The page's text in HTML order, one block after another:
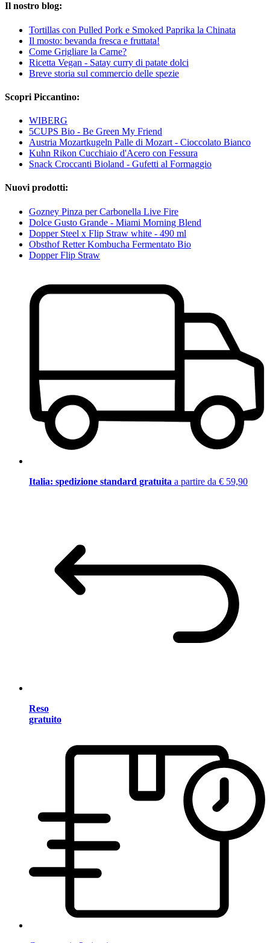
Il nostro blog:
Tortillas con Pulled Pork e Smoked Paprika la Chinata
Il mosto: bevanda fresca e fruttata!
Come Grigliare la Carne?
Ricetta Vegan - Satay curry di patate dolci
Breve storia sul commercio delle spezie
Scopri Piccantino:
WIBERG
5CUPS Bio - Be Green My Friend
Austria Mozartkugeln Palle di Mozart - Cioccolato Bianco
Kuhn Rikon Cucchiaio d'Acero con Fessura
Snack Croccanti Bioland - Gufetti al Formaggio
Nuovi prodotti:
Gozney Pinza per Carbonella Live Fire
Dolce Gusto Grande - Miami Morning Blend
Dopper Steel x Flip Straw white - 490 ml
Obsthof Retter Kombucha Fermentato Bio
Dopper Flip Straw
Italia: spedizione standard gratuita a partire da € 59,90
Reso
gratuito